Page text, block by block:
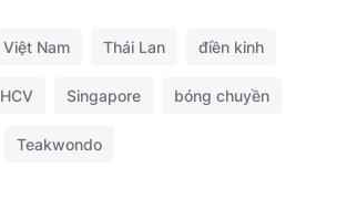
Việt Nam Thái Lan điền kinh
HCV Singapore bóng chuyền
Teakwondo